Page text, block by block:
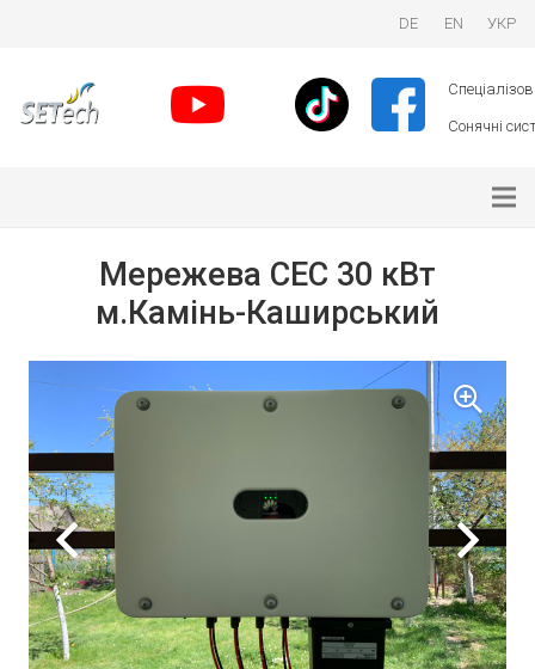
DE EN УКР
Сонячні
Мережева СЕС 30 кВт
м.Камінь-Каширський